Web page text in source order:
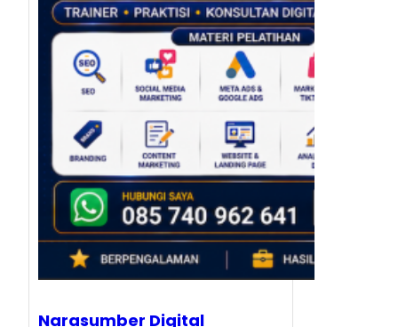
Narasumber Digital